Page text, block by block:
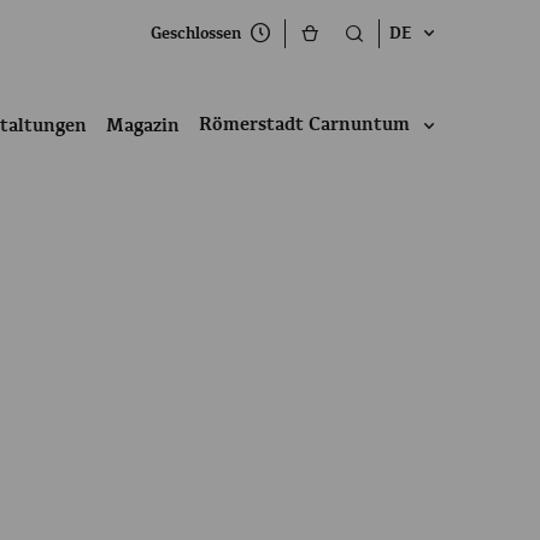
Geschlossen DE
Magazin Römerstadt Carnuntum